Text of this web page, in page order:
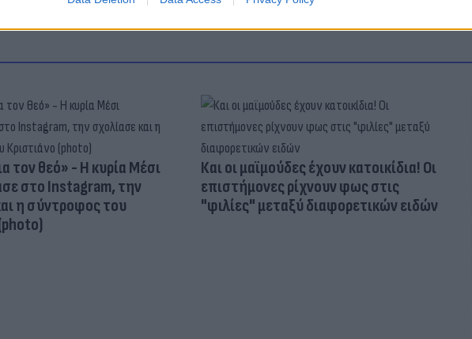
τον θεό» - Η κυρία Μέσι
στο Instagram, την
η σύντροφος του
Και οι μαϊμούδες έχουν κατοικίδια! Οι
επιστήμονες ρίχνουν φως στις
"φιλίες" μεταξύ διαφορετικών ειδών